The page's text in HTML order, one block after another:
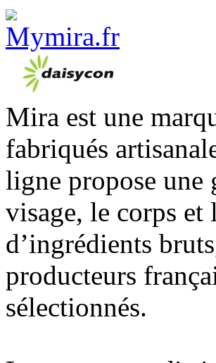
Mira est une
fabriqués
ligne propose une
visage, le corps
d’ingrédients
producteurs
sélectionnés.